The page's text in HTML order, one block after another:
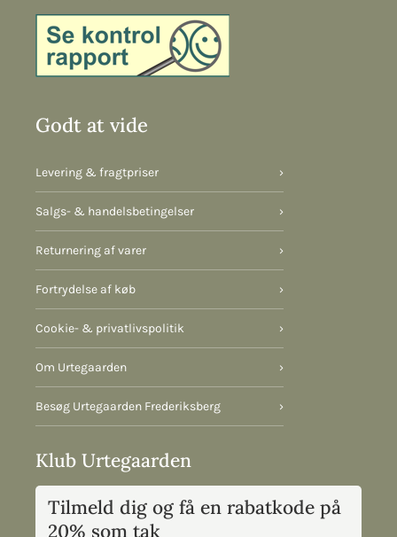
Godt at vide
Levering & fragtpriser ›
Salgs- & handelsbetingelser ›
Returnering af varer ›
Fortrydelse af køb ›
Cookie- & privatlivspolitik ›
Om Urtegaarden ›
Besøg Urtegaarden Frederiksberg ›
Klub Urtegaarden
Tilmeld dig og få en rabatkode på
20% som tak